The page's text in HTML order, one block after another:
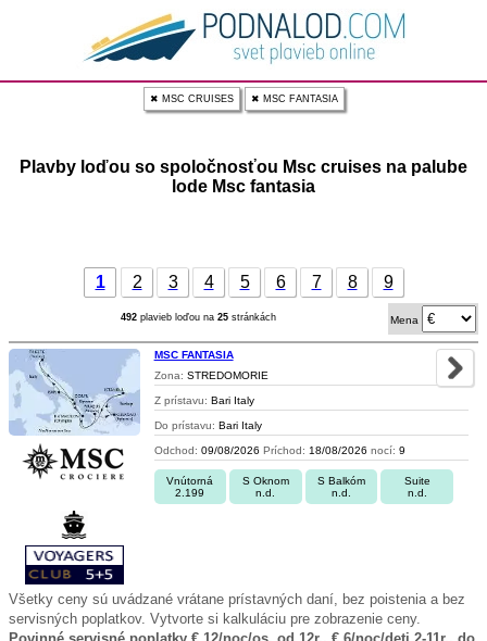
✖ MSC CRUISES ✖ MSC FANTASIA
Plavby loďou so spoločnosťou Msc cruises na palube
lode Msc fantasia
1 2 3 4 5 6 7 8 9
492 plavieb loďou na 25 stránkách Mena
MSC FANTASIA
Zona: STREDOMORIE
Z prístavu: Bari Italy
Do prístavu: Bari Italy
Odchod: 09/08/2026 Príchod: 18/08/2026 nocí: 9
Vnútorná
2.199
S Oknom
n.d.
S Balkóm
n.d.
Suite
n.d.
Všetky ceny sú uvádzané vrátane prístavných daní, bez poistenia a bez
servisných poplatkov. Vytvorte si kalkuláciu pre zobrazenie ceny.